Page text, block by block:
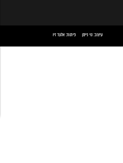
עיצוב:נוי ניימן פיתוח:אלעד זיו